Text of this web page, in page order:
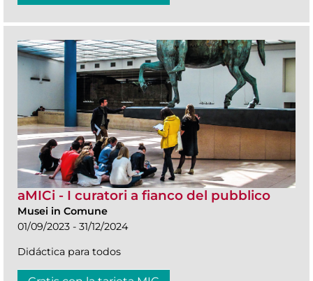
aMICi - I curatori a fianco del pubblico
Musei in Comune
01/09/2023 - 31/12/2024
Didáctica para todos